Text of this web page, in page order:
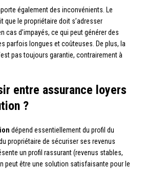
également des inconvénients. Le
que le propriétaire doit s’adresser
cas d’impayés, ce qui peut générer des
parfois longues et coûteuses. De plus, la
pas toujours garantie, contrairement à
entre assurance loyers
?
dépend essentiellement du profil du
propriétaire de sécuriser ses revenus
un profil rassurant (revenus stables,
peut être une solution satisfaisante pour le